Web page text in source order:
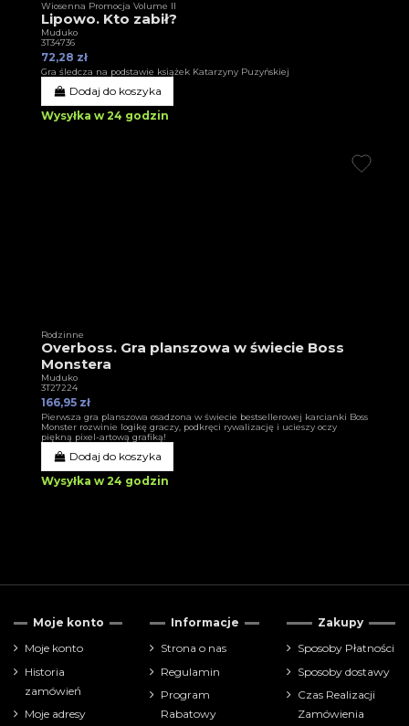
Wiosenna Promocja Volume II
Lipowo. Kto zabił?
Muduko
3T34736
72,28 zł
Gra śledcza na podstawie książek Katarzyny Puzyńskiej
Dodaj do koszyka
Wysyłka w 24 godzin
Rodzinne
Overboss. Gra planszowa w świecie Boss
Monstera
Muduko
3T27224
166,95 zł
Pierwsza gra planszowa osadzona w świecie bestsellerowej karcianki Boss
Monster rozwinie logikę graczy, podkręci rywalizację i ucieszy oczy
piękną pixel-artową grafiką!
Dodaj do koszyka
Wysyłka w 24 godzin
Moje konto
Moje konto
Historia
zamówień
Moje adresy
Informacje
Strona o nas
Regulamin
Program
Rabatowy
Zakupy
Sposoby Płatności
Sposoby dostawy
Czas Realizacji
Zamówienia